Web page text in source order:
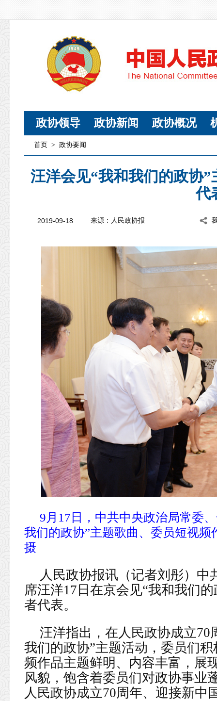
政协领导 政协新闻 政协概况
首页 > 政协要闻
汪洋会见“我和我们的政协
代
2019-09-18 来源：人民政协报
9月17日，中共中央政治局常委
我们的政协”主题歌曲、委员短视
摄
人民政协报讯（记者刘彤）
席汪洋17日在京会见“我和我们
者代表。
汪洋指出，在人民政协成立70
我们的政协”主题活动，委员们
频作品主题鲜明、内容丰富，展
风貌，饱含着委员们对政协事业
人民政协成立70周年、迎接新中